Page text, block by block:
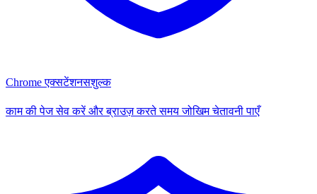
Chrome एक्सटेंशनसशुल्क
काम की पेज सेव करें और ब्राउज़ करते समय जोखिम चेतावनी पाएँ